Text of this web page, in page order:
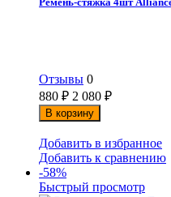
Отзывы 0
880 ₽ 2 080 ₽
В корзину
Добавить в избранное
Добавить к сравнению
-58%
Быстрый просмотр